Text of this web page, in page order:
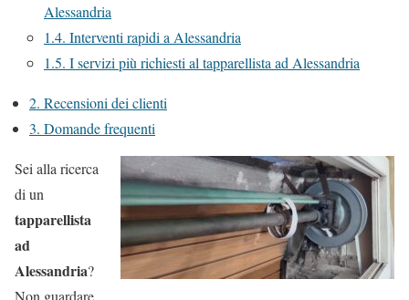
Alessandria
1.4. Interventi rapidi a Alessandria
1.5. I servizi più richiesti al tapparellista ad Alessandria
2. Recensioni dei clienti
3. Domande frequenti
Sei alla ricerca
di un
tapparellista
ad
Alessandria?
Non guardare